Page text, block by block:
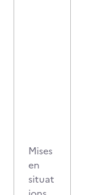
Mises
en
situat